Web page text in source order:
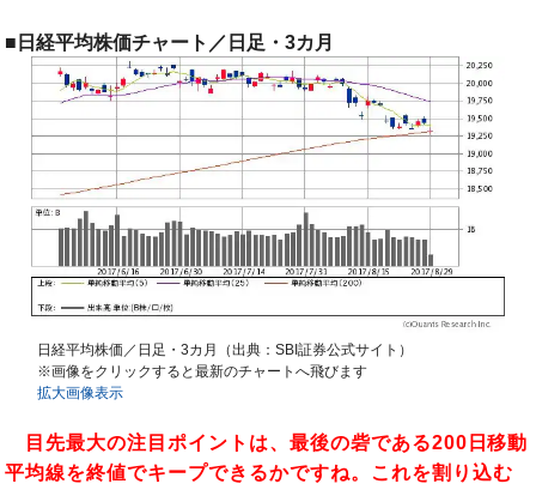
■日経平均株価チャート／日足・3カ月
日経平均株価／日足・3カ月（出典：SBI証券公式サイト）
※画像をクリックすると最新のチャートへ飛びます
拡大画像表示
目先最大の注目ポイントは、最後の砦である200日移動
平均線を終値でキープできるかですね。これを割り込む